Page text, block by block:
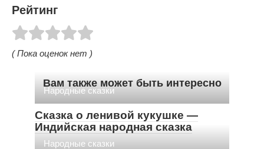
Рейтинг
( Пока оценок нет )
Вам также может быть интересно
Народные сказки
Сказка о ленивой кукушке —
Индийская народная сказка
Народные сказки